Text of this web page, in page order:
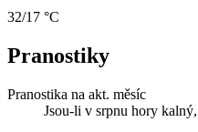
32/17 °C
Pranostiky
Pranostika na akt. měsíc
Jsou-li v srpnu hory